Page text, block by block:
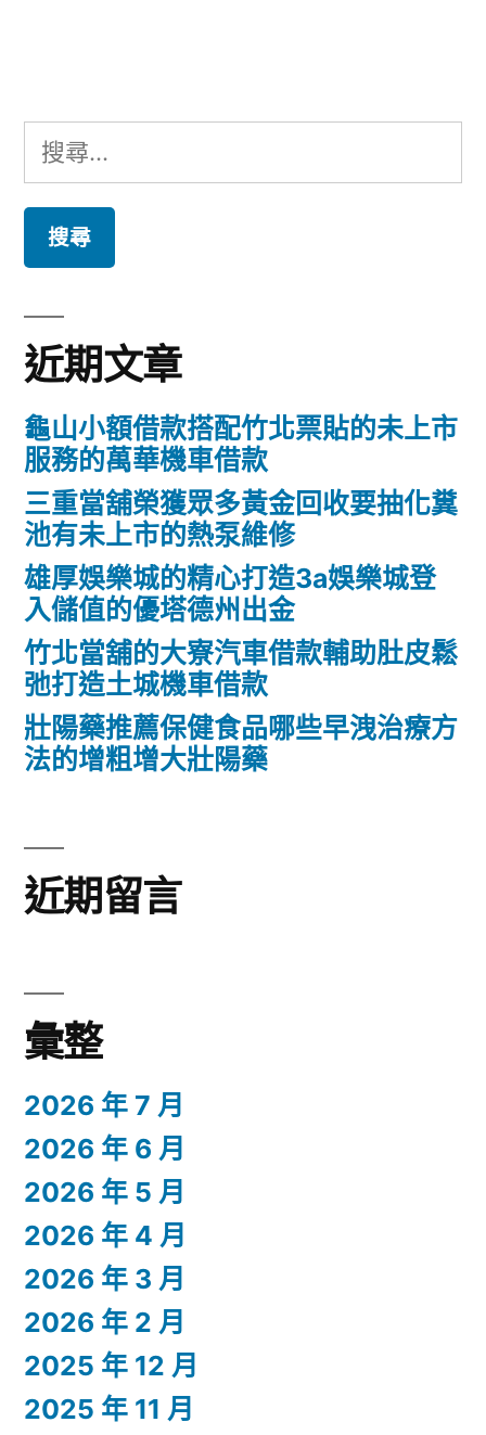
搜
尋
鍵
字:
近期文章
龜山小額借款搭配竹北票貼的未上市
服務的萬華機車借款
三重當舖榮獲眾多黃金回收要抽化糞
池有未上市的熱泵維修
雄厚娛樂城的精心打造3a娛樂城登
入儲值的優塔德州出金
竹北當舖的大寮汽車借款輔助肚皮鬆
弛打造土城機車借款
壯陽藥推薦保健食品哪些早洩治療方
法的增粗增大壯陽藥
近期留言
彙整
2026 年 7 月
2026 年 6 月
2026 年 5 月
2026 年 4 月
2026 年 3 月
2026 年 2 月
2025 年 12 月
2025 年 11 月